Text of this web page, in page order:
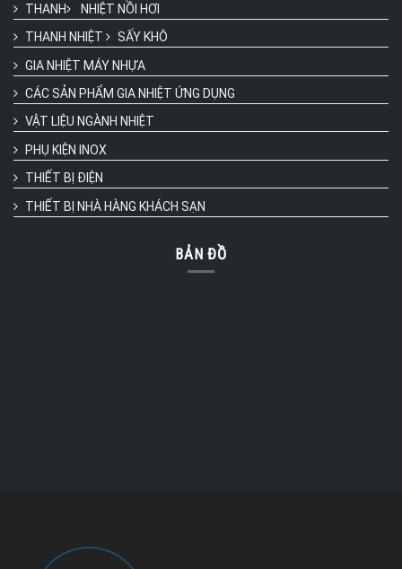
THANH
NHIỆT NỒI HƠI
THANH NHIỆT
SẤY KHÔ
GIA NHIỆT MÁY NHỰA
CÁC SẢN PHẨM GIA NHIỆT ỨNG DỤNG
VẬT LIỆU NGÀNH NHIỆT
PHỤ KIỆN INOX
THIẾT BỊ ĐIỆN
THIẾT BỊ NHÀ HÀNG KHÁCH SẠN
BẢN ĐỒ